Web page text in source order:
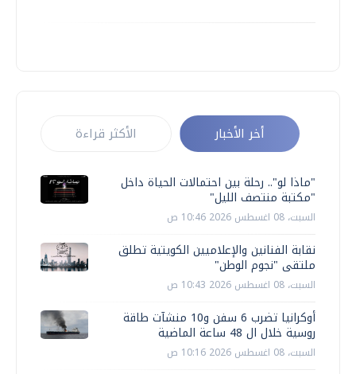
أخر الأخبار الأكثر قراءة
"ماذا لو".. رحلة بين احتمالات الحياة داخل
"مكتبة منتصف الليل"
السبت، 08 اغسطس 2026 10:46 ص
نقابة الفنانين والإعلاميين الكويتية تطلق
ملتقى "نجوم الوطن"
السبت، 08 اغسطس 2026 10:43 ص
أوكرانيا تضرب 6 سفن و10 منشآت طاقة
روسية خلال ال 48 ساعة الماضية
السبت، 08 اغسطس 2026 10:16 ص